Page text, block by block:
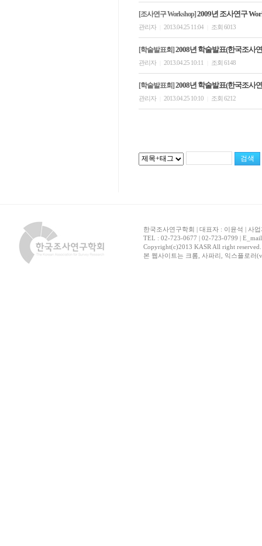
[조사연구 Workshop] 2009년 조사연구
관리자 2013.04.25 11:04 조회 6013
[학술발표회] 2008년 학술발표(한국조사
관리자 2013.04.25 10:11 조회 6148
[학술발표회] 2008년 학술발표(한국조사
관리자 2013.04.25 10:10 조회 6212
한국조사연구학회 | 대표자 : 이윤석 | 사
TEL : 02-723-0677 | 02-723-0799 | E_mail
Copyright(c)2013 KASR All right
본 웹사이트는 크롬, 사파리, 익스플로러